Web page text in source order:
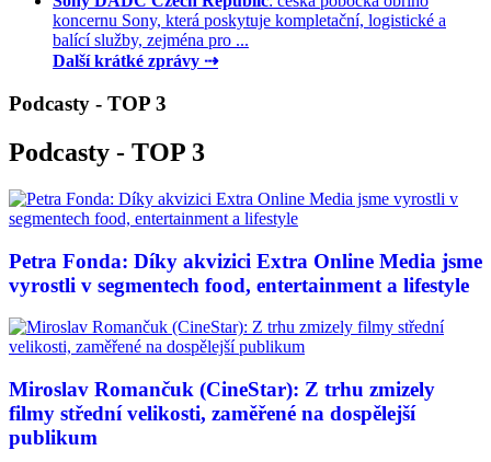
koncernu Sony, která poskytuje kompletační, logistické a
balící služby, zejména pro ...
Další krátké zprávy ⇢
Podcasty - TOP 3
Podcasty - TOP 3
Petra Fonda: Díky akvizici Extra Online Media jsme
vyrostli v segmentech food, entertainment a lifestyle
Miroslav Romančuk (CineStar): Z trhu zmizely
filmy střední velikosti, zaměřené na dospělejší
publikum